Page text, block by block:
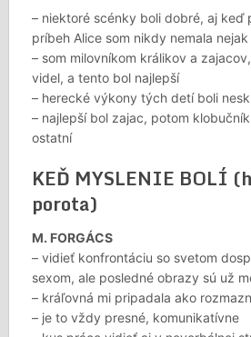
– niektoré scénky boli dobré, aj keď
príbeh Alice som nikdy nemala
– som milovníkom králikov a
videl, a tento bol najlepší
– herecké výkony tých detí boli
– najlepší bol zajac, potom
ostatní
KEĎ MYSLENIE BOLÍ
porota)
M. FORGÁCS
– vidieť konfrontáciu so svetom
sexom, ale posledné obrazy sú už
– kráľovná mi pripadala ako
– je to vždy presné, komunikatívne